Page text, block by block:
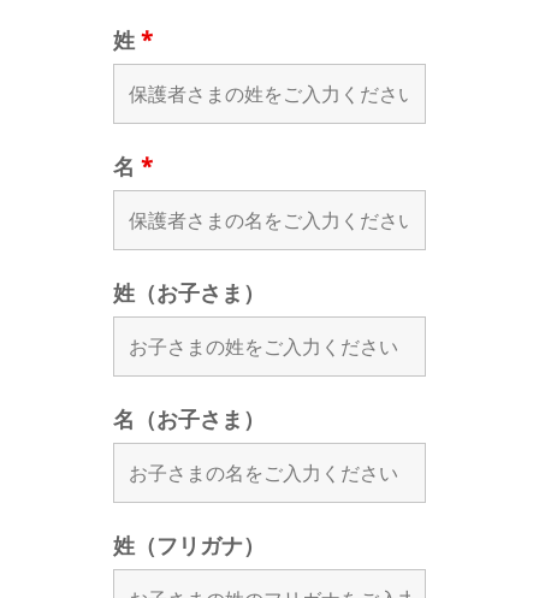
姓 *
名 *
姓（お子さま）
名（お子さま）
姓（フリガナ）